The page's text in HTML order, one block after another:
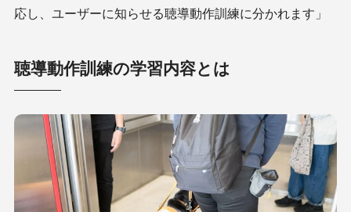
応し、ユーザーに知らせる聴導動作訓練に分かれます」
聴導動作訓練の学習内容とは